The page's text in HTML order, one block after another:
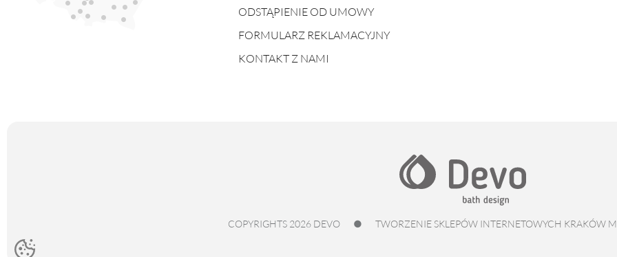
ODSTĄPIENIE OD UMOWY
FORMULARZ REKLAMACYJNY
KONTAKT Z NAMI
COPYRIGHTS 2026 DEVO ● TWORZENIE SKLEPÓW INTERNETOWYCH KRAKÓW